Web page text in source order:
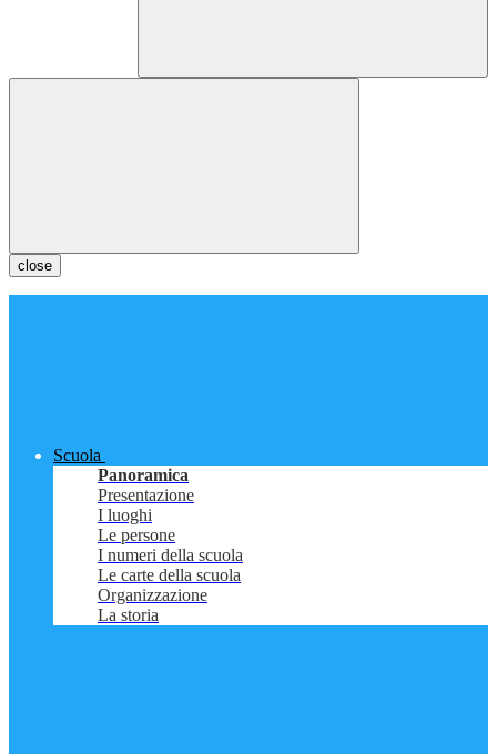
close
Scuola
Panoramica
Presentazione
I luoghi
Le persone
I numeri della scuola
Le carte della scuola
Organizzazione
La storia